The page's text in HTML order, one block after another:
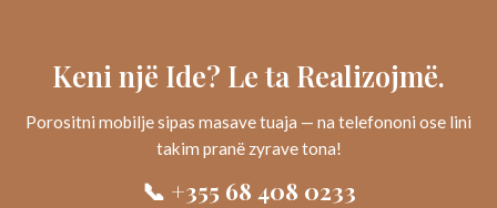
Keni një Ide? Le ta Realizojmë.
Porositni mobilje sipas masave tuaja — na telefononi ose lini
takim pranë zyrave tona!
📞 +355 68 408 0233